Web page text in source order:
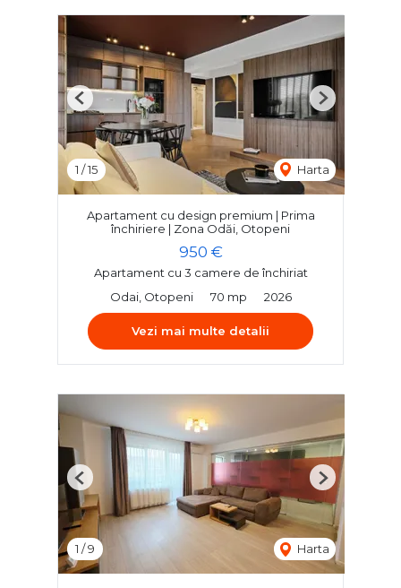
1 /15 Harta
Previous Next
Apartament cu design premium | Prima
închiriere | Zona Odăi, Otopeni
950 €
Apartament cu 3 camere de închiriat
Odai, Otopeni
70 mp 2026
Vezi mai multe detalii
1 /9 Harta
Previous Next